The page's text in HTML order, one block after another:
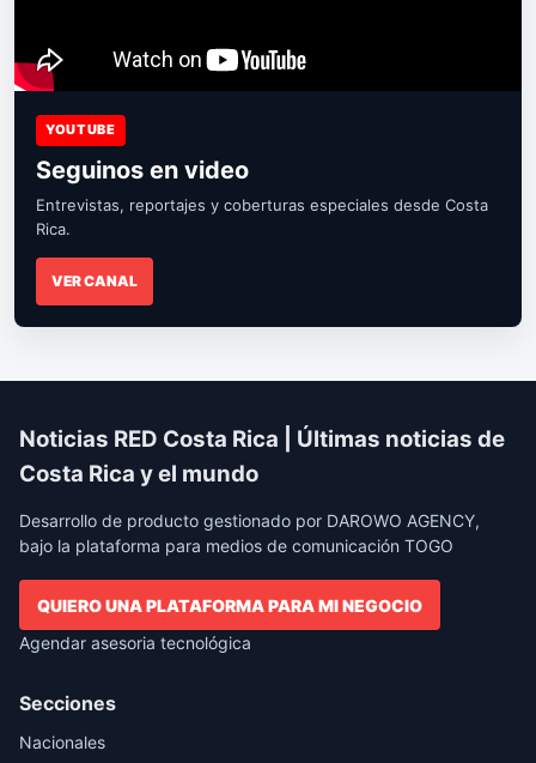
YOUTUBE
Seguinos en video
Entrevistas, reportajes y coberturas especiales desde Costa
Rica.
VER CANAL
Noticias RED Costa Rica | Últimas noticias de
Costa Rica y el mundo
Desarrollo de producto gestionado por DAROWO AGENCY,
bajo la plataforma para medios de comunicación TOGO
QUIERO UNA PLATAFORMA PARA MI NEGOCIO
Agendar asesoria tecnológica
Secciones
Nacionales